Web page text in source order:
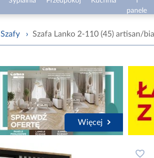
panele
Szafy › Szafa Lanko 2-110 (45) artisan/
Więcej